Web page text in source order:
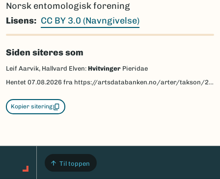
Norsk entomologisk forening
Lisens
CC BY 3.0 (Navngivelse)
Siden siteres som
Leif Aarvik, Hallvard Elven: Hvitvinger Pieridae
Hentet 07.08.2026 fra https://artsdatabanken.no/arter/takson/29760/beskrivelse
Kopier sitering
Til toppen